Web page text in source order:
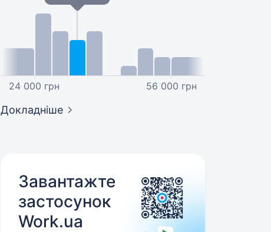
24 000 грн 56 000 грн
Докладніше
Завантажте
застосунок
Work.ua